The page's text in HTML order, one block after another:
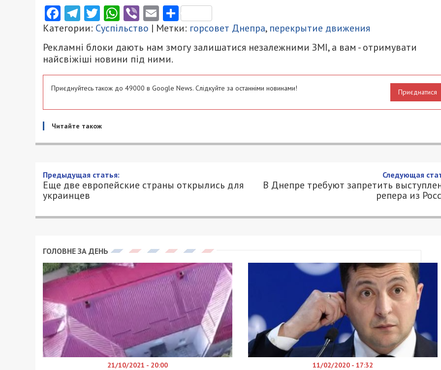
Facebook
Telegram
Twitter
WhatsApp
ViberEmailПоділитися
Категории: Суспільство | Метки: горсовет Днепра, перекрытие движения
Рекламні блоки дають нам змогу залишатися незалежними ЗМІ, а вам - отримувати
найсвіжіші новини під ними.
Приєднуйтесь також до 49000 в Google News. Слідкуйте за останніми новинами! Приєднатися
Читайте також
Еще две европейские страны открылись для украинцев
20/07/2021 - 10:52
АЛЕКСАНДР КЛИМОВ - СПЕЦИАЛЬНО ДЛЯ 49000.COM.UA
Латвия и Эстония открыли границы для украинских граждан для всех типов
карте МИД Украины.
Для въезда в Латвию необходимо предоставить отрицательный ПЦР-тест на
сделанный не более чем за 72 часа до пересечения границы, или тест на антиген,
проведеный не ранее чем за 48 часа до пересечения границы. Такие люди не подлежат
дневной самоизоляции.
Латвия признает только утвержденные в ЕС вакцины – Vaxzevria / AstraZeneca, Comirnaty /
Pfizer, Moderna, Janssen. Перед прибытием в Латвии необходимым требованием является
заполнение анкеты на сайте covidpass.lv, не раньше, чем за два дня до приезда в страну.
Для въезда в Эстонию не требуется ПЦР-тест, также нет требований о самоизоляцию или